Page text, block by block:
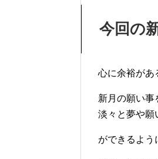
今回の
心に余裕があ
新月の願い事
淡々と夢や願
ができるよう